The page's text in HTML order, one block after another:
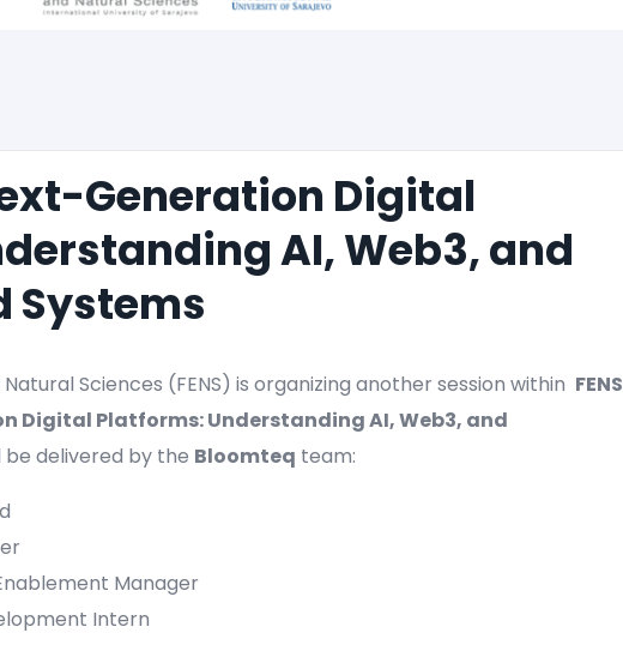
Generation Digital
AI, Web3, and
Systems
Sciences (FENS) is organizing another session within FENS
Digital Platforms: Understanding AI, Web3, and
be delivered by the Bloomteq team:
Manager
Intern